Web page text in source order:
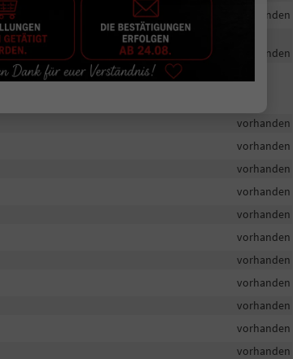
vorhanden
von Navigation und andere Streaming- und
vorhanden
vorhanden
vorhanden
vorhanden
vorhanden
vorhanden
vorhanden
vorhanden
vorhanden
vorhanden
vorhanden
vorhanden